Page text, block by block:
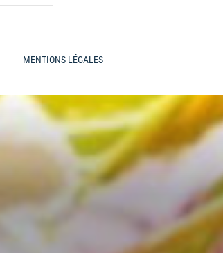
MENTIONS LÉGALES